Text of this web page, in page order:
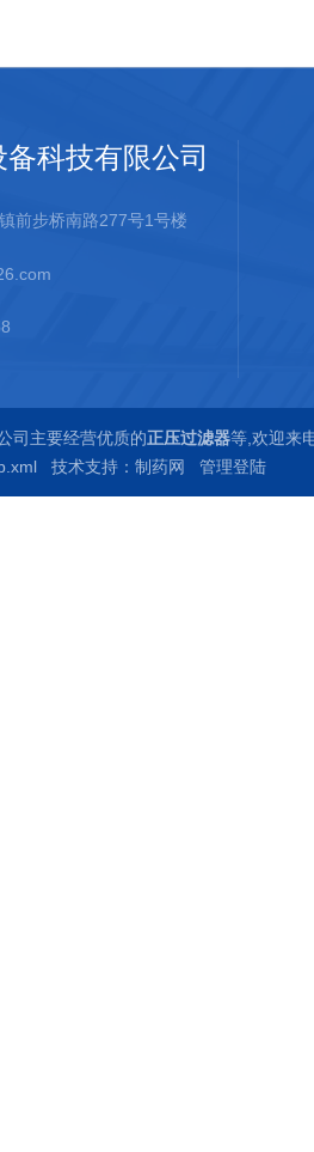
科技有限公司
前步桥南路277号1号楼
司主要经营优质的正压过滤器等,欢迎来
技术支持： 制药网 管理登陆